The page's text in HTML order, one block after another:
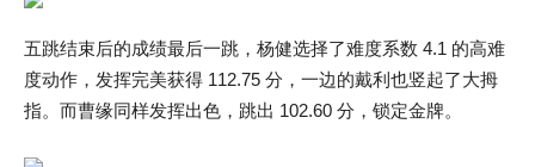
五跳结束后的成绩最后一跳，杨健选择了难度系数 4.1 的高难
度动作，发挥完美获得 112.75 分，一边的戴利也竖起了大拇
指。而曹缘同样发挥出色，跳出 102.60 分，锁定金牌。